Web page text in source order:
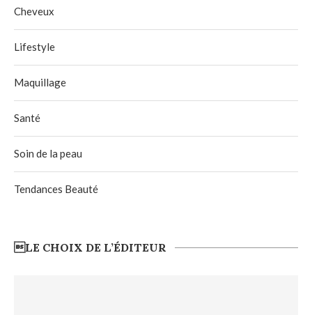
Cheveux
Lifestyle
Maquillage
Santé
Soin de la peau
Tendances Beauté
LE CHOIX DE L’ÉDITEUR